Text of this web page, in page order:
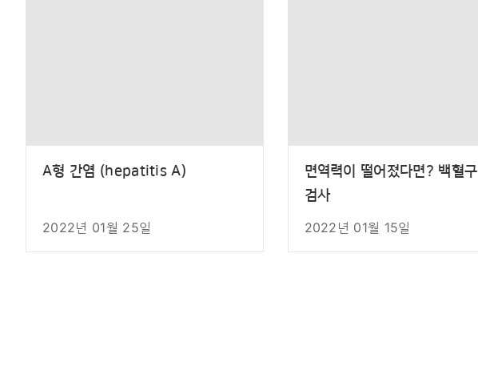
A형 간염 (hepatitis A)
2022년 01월 25일
면역력이 떨어졌다면? 백혈구
검사
2022년 01월 15일